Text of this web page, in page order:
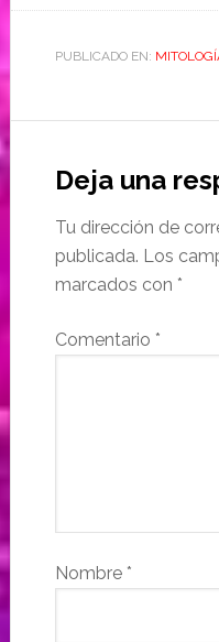
PUBLICADO EN:
Deja una
Tu dirección de
publicada. Los
marcados con *
Comentario *
Nombre *